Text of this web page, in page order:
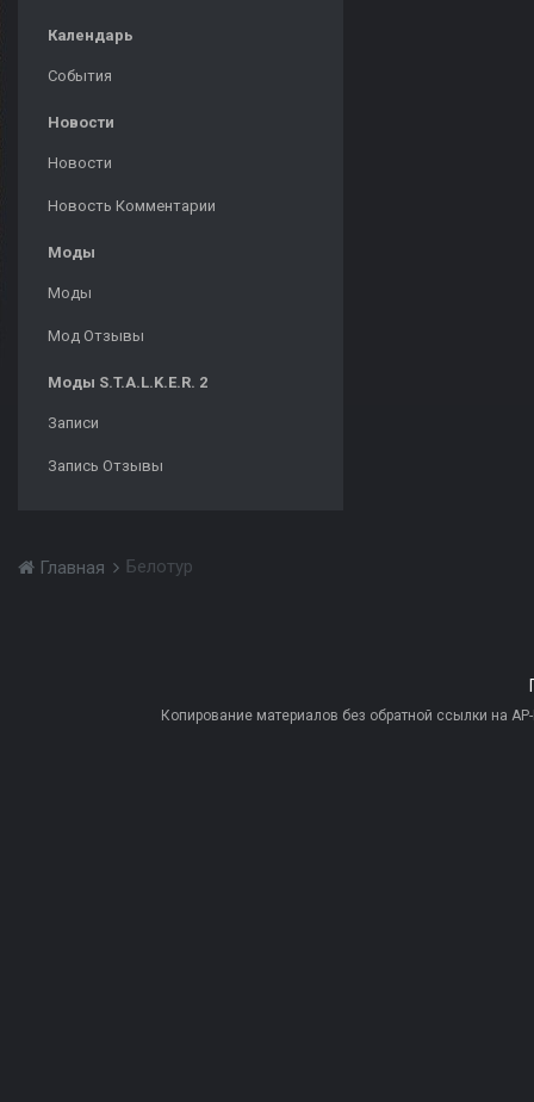
Календарь
События
Новости
Новости
Новость Комментарии
Моды
Моды
Мод Отзывы
Моды S.T.A.L.K.E.R. 2
Записи
Запись Отзывы
Главная Белотур
Копирование материалов без обратной ссылки на